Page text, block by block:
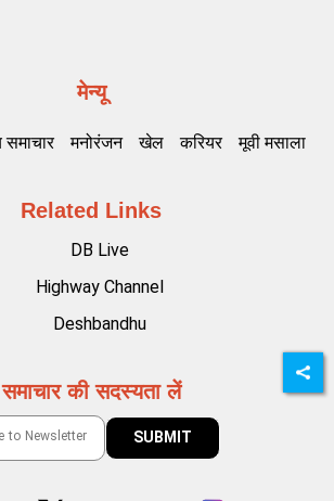
मेन्यू
समाचार मनोरंजन खेल करियर मूवी मसाला
Related Links
DB Live
Highway Channel
Deshbandhu
समाचार की सदस्यता लें